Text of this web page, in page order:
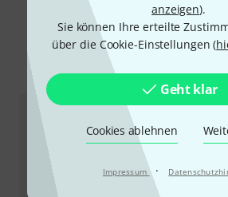
anzeigen).
Sie können Ihre erteilte
über die Cookie-Einstellungen (
Geht klar
Cookies ablehnen
Impressum ·
Schon
Alle Ratgeber